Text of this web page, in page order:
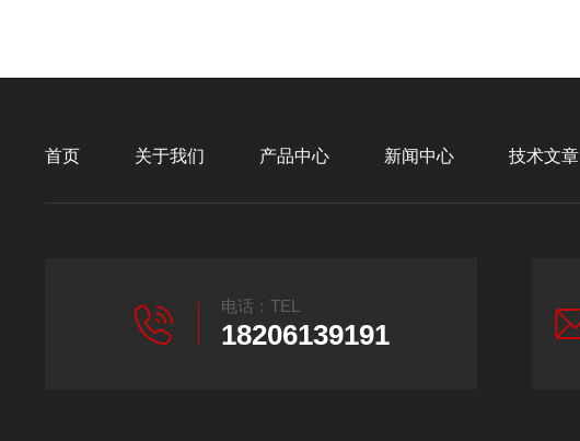
首页 关于我们 产品中心 新闻中心 技术文章
电话：TEL
18206139191